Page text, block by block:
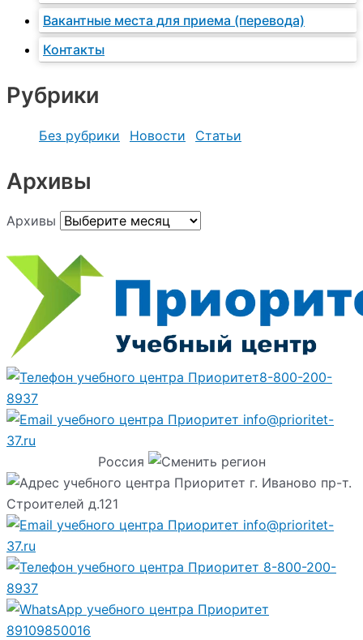
Вакантные места для приема (перевода)
Контакты
Рубрики
Без рубрики Новости Статьи
Архивы
Архивы
8-800-200-
8937
info@prioritet-
37.ru
Россия
г. Иваново пр-т.
Строителей д.121
info@prioritet-
37.ru
8-800-200-
8937
89109850016